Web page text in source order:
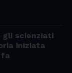
gli scienziati
iniziata
fa